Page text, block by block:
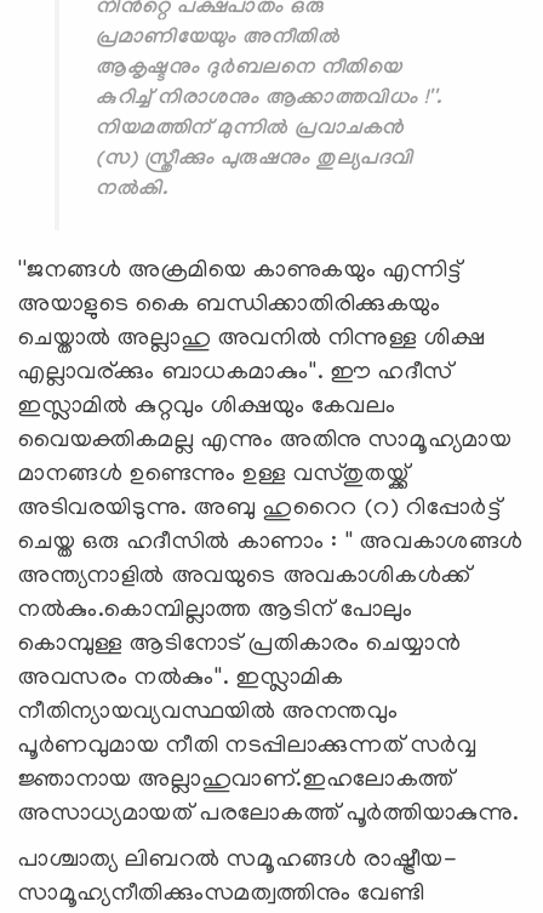
നിൻറ്റെ പക്ഷപാതം ഒരു
പ്രമാണിയേയും അനീതിൽ
ആകൃഷ്ടനും ദുർബലനെ നീതിയെ
കുറിച്ച് നിരാശനും ആക്കാത്തവിധം !''.
നിയമത്തിന് മുന്നിൽ പ്രവാചകൻ
(സ) സ്ത്രീക്കും പുരുഷനും തുല്യപദവി
നൽകി.
''ജനങ്ങൾ അക്രമിയെ കാണുകയും എന്നിട്ട്
അയാളുടെ കൈ ബന്ധിക്കാതിരിക്കുകയും
ചെയ്താൽ അല്ലാഹു അവനിൽ നിന്നുള്ള ശിക്ഷ
എല്ലാവര്ക്കും ബാധകമാകും''. ഈ ഹദീസ്
ഇസ്ലാമിൽ കുറ്റവും ശിക്ഷയും കേവലം
വൈയക്തികമല്ല എന്നും അതിനു സാമൂഹ്യമായ
മാനങ്ങൾ ഉണ്ടെന്നും ഉള്ള വസ്തുതയ്ക്ക്
അടിവരയിടുന്നു. അബു ഹുറൈറ (റ) റിപ്പോർട്ട്
ചെയ്ത ഒരു ഹദീസിൽ കാണാം : '' അവകാശങ്ങൾ
അന്ത്യനാളിൽ അവയുടെ അവകാശികൾക്ക്
നൽകും.കൊമ്പില്ലാത്ത ആടിന് പോലും
കൊമ്പുള്ള ആടിനോട് പ്രതികാരം ചെയ്യാൻ
അവസരം നൽകും''. ഇസ്ലാമിക
നീതിന്യായവ്യവസ്ഥയിൽ അനന്തവും
പൂർണവുമായ നീതി നടപ്പിലാക്കുന്നത് സർവ്വ
ജ്ഞാനായ അല്ലാഹുവാണ്.ഇഹലോകത്ത്
അസാധ്യമായത് പരലോകത്ത് പൂർത്തിയാകുന്നു.
പാശ്ചാത്യ ലിബറൽ സമൂഹങ്ങൾ രാഷ്ട്രീയ-
സാമൂഹ്യനീതിക്കുംസമത്വത്തിനും വേണ്ടി